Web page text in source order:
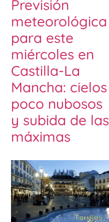
Previsión
meteorológica
para este
miércoles en
Castilla-La
Mancha: cielos
poco nubosos
y subida de las
máximas